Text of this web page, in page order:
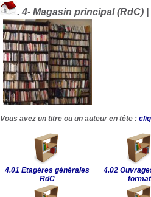
. 4- Magasin principal (RdC)
Vous avez un titre ou un auteur en tête :
4.01 Etagères générales
RdC
4.02
format